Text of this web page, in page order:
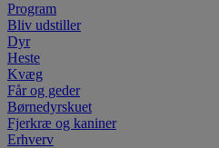
Program
Bliv udstiller
Dyr
Heste
Kvæg
Får og geder
Børnedyrskuet
Fjerkræ og kaniner
Erhverv